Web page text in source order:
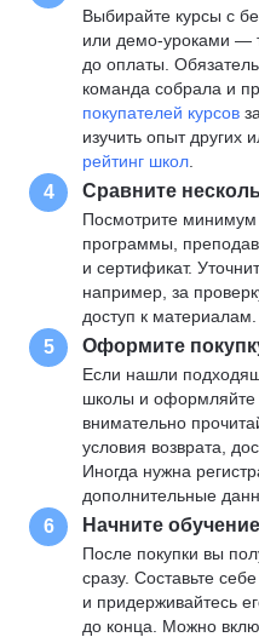
Выбирайте курсы с
или демо-уроками —
до оплаты.
команда собрала и
покупателей курсов
изучить опыт других
рейтинг школ
4 Сравните
Посмотрите минимум
программы,
и сертификат.
например, за
доступ к материалам.
5 Оформите
Если нашли
школы и оформляйте
внимательно
условия возврата,
Иногда нужна
дополнительные
6 Начните
После покупки вы
сразу. Составьте
и придерживайтесь
до конца. Можно